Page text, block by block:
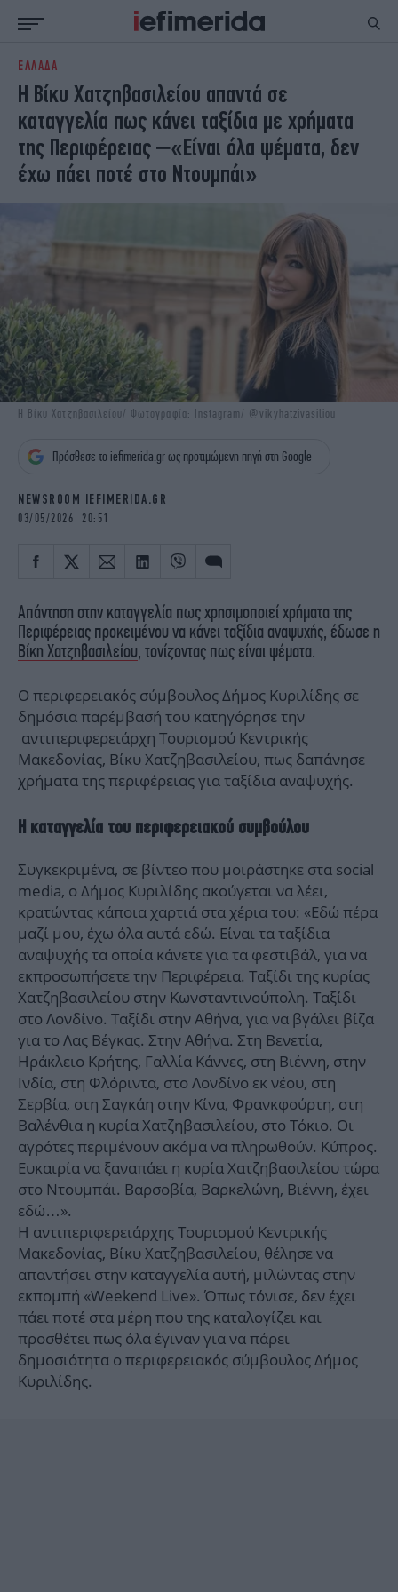
ΕΙΔΗΣΕΙΣ
NON PAPER
ΕΛΛΑΔΑ
ΟΙΚΟΝΟΜΙΑ
ΚΟΣΜΟΣ
ΠΟΛΙΤΙΣΜΟΣ
ΠΑΝΕΛΛΗΝΙΕΣ
ΖΩΗ
ΣΠΟΡ
STORIES
TRAVEL
ΤΕΧΝΟΛΟΓΙΑ
DESIGN
ΟΛΥΜΠΙΑΚΟΙ ΑΓΩΝΕΣ
EURO
GREEN
PODCAST
iAUTOKINITO
iOPINIONS
iGASTRONOMIE
iBOOKS
ΖΩΔΙΑ
MEDIA
ELAMEFORA
NEWSLETTER
ΕΛΛΑΔΑ
Η Βίκυ Χατζηβασιλείου απαντά σε
καταγγελία πως κάνει ταξίδια με χρήματα
της Περιφέρειας –«Είναι όλα ψέματα, δεν
έχω πάει ποτέ στο Ντουμπάι»
Η Βίκυ Χατζηβασιλείου/ Φωτογραφία: Instagram/ @vikyhatzivasiliou
Πρόσθεσε το iefimerida.gr ως προτιμώμενη πηγή στη Google
NEWSROOM IEFIMERIDA.GR
03/05/2026 20:51
Απάντηση στην καταγγελία πως χρησιμοποιεί χρήματα της
Περιφέρειας προκειμένου να κάνει ταξίδια αναψυχής, έδωσε η
Βίκη Χατζηβασιλείου, τονίζοντας πως είναι ψέματα.
Ο περιφερειακός σύμβουλος Δήμος Κυριλίδης σε
δημόσια παρέμβασή του κατηγόρησε την
αντιπεριφερειάρχη Τουρισμού Κεντρικής
Μακεδονίας, Βίκυ Χατζηβασιλείου, πως δαπάνησε
χρήματα της περιφέρειας για ταξίδια αναψυχής.
Η καταγγελία του περιφερειακού συμβούλου
Συγκεκριμένα, σε βίντεο που μοιράστηκε στα social
media, ο Δήμος Κυριλίδης ακούγεται να λέει,
κρατώντας κάποια χαρτιά στα χέρια του: «Εδώ πέρα
μαζί μου, έχω όλα αυτά εδώ. Είναι τα ταξίδια
αναψυχής τα οποία κάνετε για τα φεστιβάλ, για να
εκπροσωπήσετε την Περιφέρεια. Ταξίδι της κυρίας
Χατζηβασιλείου στην Κωνσταντινούπολη. Ταξίδι
στο Λονδίνο. Ταξίδι στην Αθήνα, για να βγάλει βίζα
για το Λας Βέγκας. Στην Αθήνα. Στη Βενετία,
Ηράκλειο Κρήτης, Γαλλία Κάννες, στη Βιέννη, στην
Ινδία, στη Φλόριντα, στο Λονδίνο εκ νέου, στη
Σερβία, στη Σαγκάη στην Κίνα, Φρανκφούρτη, στη
Βαλένθια η κυρία Χατζηβασιλείου, στο Τόκιο. Οι
αγρότες περιμένουν ακόμα να πληρωθούν. Κύπρος.
Ευκαιρία να ξαναπάει η κυρία Χατζηβασιλείου τώρα
στο Ντουμπάι. Βαρσοβία, Βαρκελώνη, Βιέννη, έχει
εδώ…».
Η αντιπεριφερειάρχης Τουρισμού Κεντρικής
Μακεδονίας, Βίκυ Χατζηβασιλείου, θέλησε να
απαντήσει στην καταγγελία αυτή, μιλώντας στην
εκπομπή «Weekend Live». Όπως τόνισε, δεν έχει
πάει ποτέ στα μέρη που της καταλογίζει και
προσθέτει πως όλα έγιναν για να πάρει
δημοσιότητα ο περιφερειακός σύμβουλος Δήμος
Κυριλίδης.